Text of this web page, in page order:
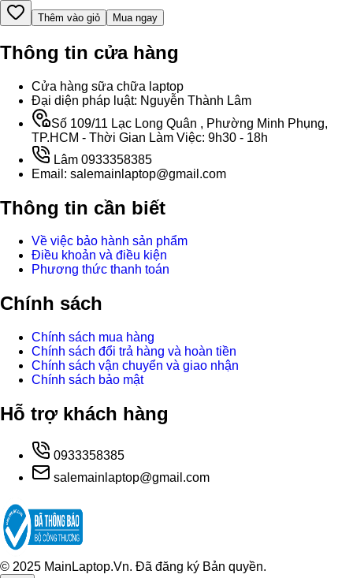
Thêm vào giỏ Mua ngay
Thông tin cửa hàng
Cửa hàng sữa chữa laptop
Đại diện pháp luật: Nguyễn Thành Lâm
Số 109/11 Lạc Long Quân , Phường Minh Phụng,
TP.HCM - Thời Gian Làm Việc: 9h30 - 18h
Lâm 0933358385
Email: salemainlaptop@gmail.com
Thông tin cần biết
Về việc bảo hành sản phẩm
Điều khoản và điều kiện
Phương thức thanh toán
Chính sách
Chính sách mua hàng
Chính sách đổi trả hàng và hoàn tiền
Chính sách vận chuyển và giao nhận
Chính sách bảo mật
Hỗ trợ khách hàng
0933358385
salemainlaptop@gmail.com
© 2025 MainLaptop.Vn. Đã đăng ký Bản quyền.